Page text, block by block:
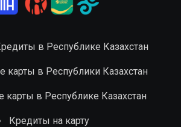
в Республике Казахстан
карты в Республики Казахстан
карты в Республике Казахстан
Кредиты на карту